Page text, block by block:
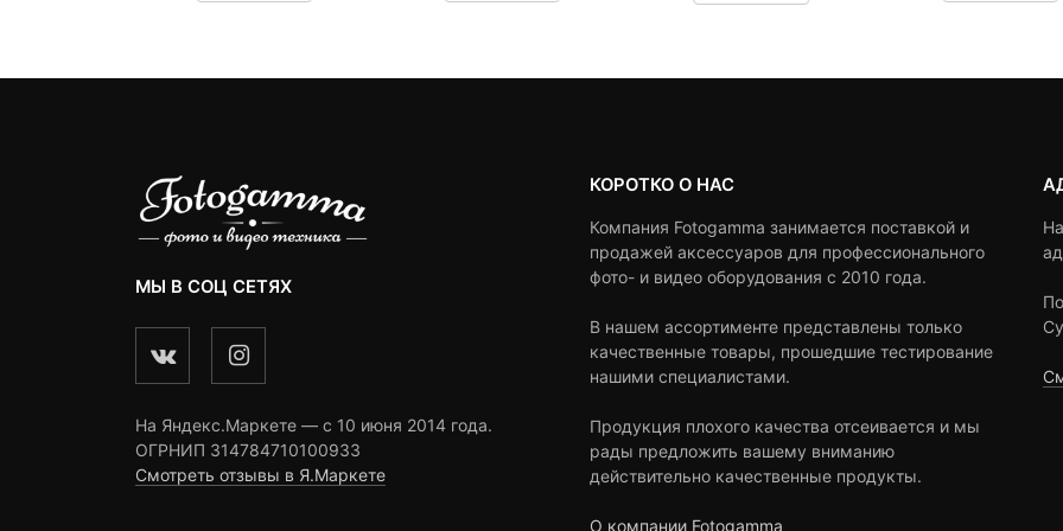
customer
customer
customer
customer
МЫ В СОЦ СЕТЯХ
На Яндекс.Маркете — c 10 июня 2014 года.
ОГРНИП 314784710100933
Смотреть отзывы в Я.Маркете
КОРОТКО О НАС
Компания Fotogamma занимается поставкой и
продажей аксессуаров для профессионального
фото- и видео оборудования с 2010 года.
В нашем ассортименте представлены только
качественные товары, прошедшие тестирование
нашими специалистами.
Продукция плохого качества отсеивается и мы
рады предложить вашему вниманию
действительно качественные продукты.
О компании Fotogamma